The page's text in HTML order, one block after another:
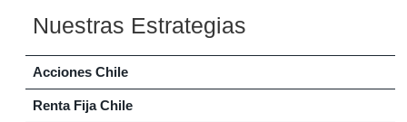
Nuestras Estrategias
Acciones Chile
Renta Fija Chile